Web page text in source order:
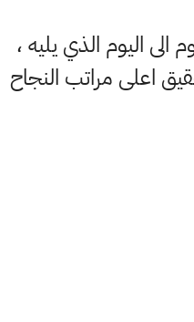
اليوم الذي يليه ،
اعلى مراتب النجاح